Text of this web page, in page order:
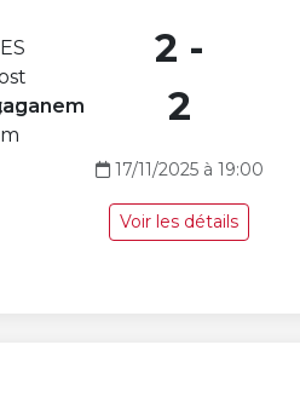
2 -
2
17/11/2025 à 19:00
Voir les détails